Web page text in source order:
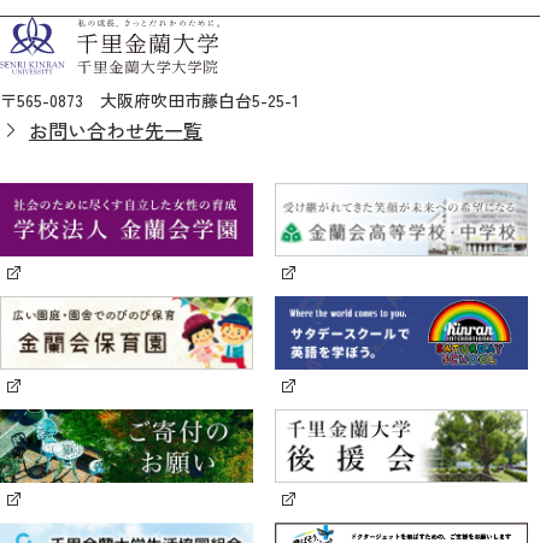
〒565-0873 大阪府吹田市藤白台5-25-1
お問い合わせ先一覧